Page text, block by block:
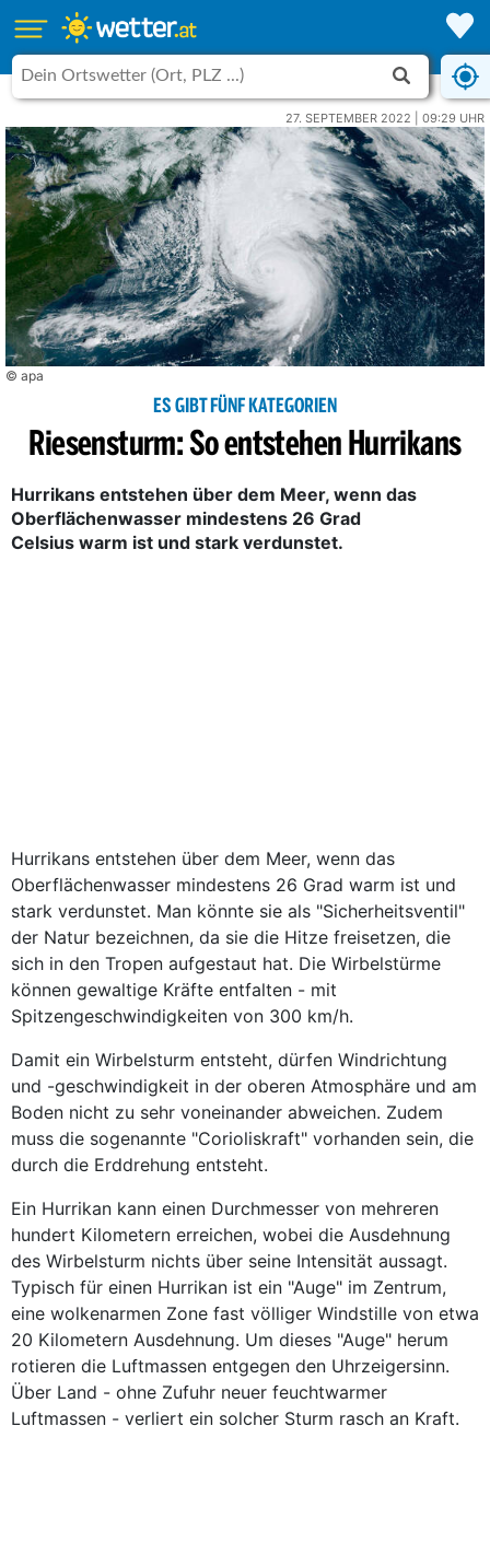
27. SEPTEMBER 2022 | 09:29 UHR
© apa
ES GIBT FÜNF KATEGORIEN
Riesensturm: So entstehen Hurrikans
Hurrikans entstehen über dem Meer, wenn das
Oberflächenwasser mindestens 26 Grad
Celsius warm ist und stark verdunstet.
Hurrikans entstehen über dem Meer, wenn das
Oberflächenwasser mindestens 26 Grad warm ist und
stark verdunstet. Man könnte sie als "Sicherheitsventil"
der Natur bezeichnen, da sie die Hitze freisetzen, die
sich in den Tropen aufgestaut hat. Die Wirbelstürme
können gewaltige Kräfte entfalten - mit
Spitzengeschwindigkeiten von 300 km/h.
Damit ein Wirbelsturm entsteht, dürfen Windrichtung
und -geschwindigkeit in der oberen Atmosphäre und am
Boden nicht zu sehr voneinander abweichen. Zudem
muss die sogenannte "Corioliskraft" vorhanden sein, die
durch die Erddrehung entsteht.
Ein Hurrikan kann einen Durchmesser von mehreren
hundert Kilometern erreichen, wobei die Ausdehnung
des Wirbelsturm nichts über seine Intensität aussagt.
Typisch für einen Hurrikan ist ein "Auge" im Zentrum,
eine wolkenarmen Zone fast völliger Windstille von etwa
20 Kilometern Ausdehnung. Um dieses "Auge" herum
rotieren die Luftmassen entgegen den Uhrzeigersinn.
Über Land - ohne Zufuhr neuer feuchtwarmer
Luftmassen - verliert ein solcher Sturm rasch an Kraft.